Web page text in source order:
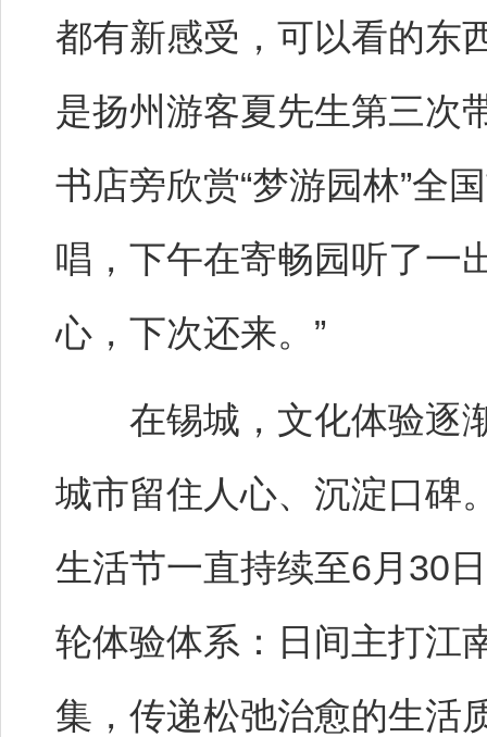
都有新感受，可以看的东
是扬州游客夏先生第三次
书店旁欣赏“梦游园林”全
唱，下午在寄畅园听了一
心，下次还来。”
在锡城，文化体验逐渐
城市留住人心、沉淀口碑
生活节一直持续至6月30
轮体验体系：日间主打江
集，传递松弛治愈的生活